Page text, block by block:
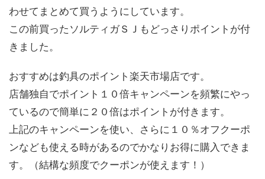
わせてまとめて買うようにしています。
この前買ったソルティガＳＪもどっさりポイントが付
きました。
おすすめは釣具のポイント楽天市場店です。
店舗独自でポイント１０倍キャンペーンを頻繁にやっ
ているので簡単に２０倍はポイントが付きます。
上記のキャンペーンを使い、さらに１０％オフクーポ
ンなども使える時があるのでかなりお得に購入できま
す。（結構な頻度でクーポンが使えます！）